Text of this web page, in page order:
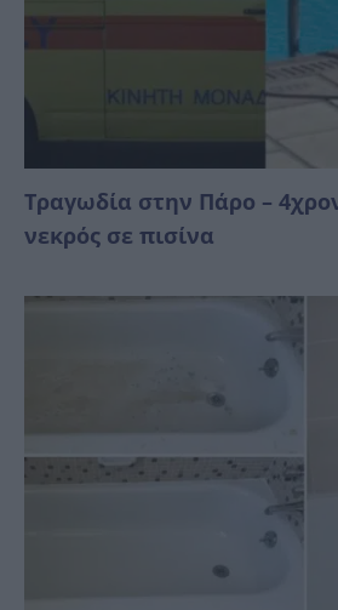
Τραγωδία στην Πάρο –
νεκρός σε πισίνα